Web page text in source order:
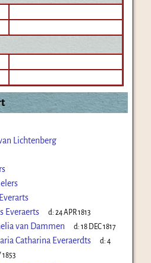
Lichtenberg
Everaerts d:24 APR 1813
van Dammen d:18 DEC 1817
Catharina Everaerdts d:4
1853